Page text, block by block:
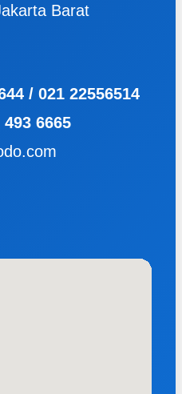
Barat
/ 021 22556514
493 6665